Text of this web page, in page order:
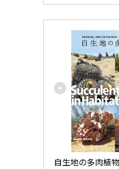
自生地の多肉植